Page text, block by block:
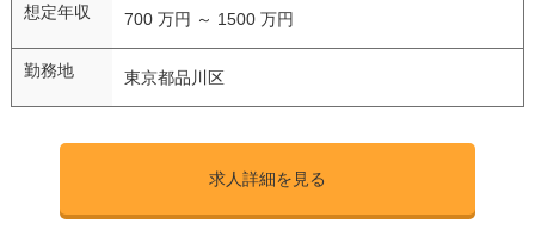
想定年収 700 万円 ～ 1500 万円
勤務地 東京都品川区
求人詳細を見る